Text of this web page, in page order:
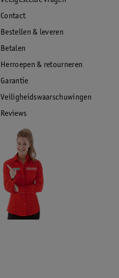
Contact
Bestellen & leveren
Betalen
Herroepen & retourneren
Garantie
Veiligheidswaarschuwingen
Reviews